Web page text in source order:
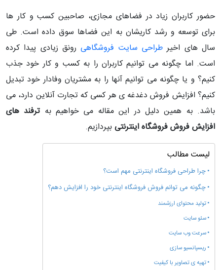
حضور کاربران زیاد در فضاهای مجازی، صاحبین کسب و کار ها
برای توسعه و رشد کاریشان به این فضاها سوق داده است. طی
سال های اخیر طراحی سایت فروشگاهی رونق زیادی پیدا کرده
است. اما چگونه می توانیم کاربران را به کسب و کار خود جذب
کنیم؟ و یا چگونه می توانیم آنها را به مشتریان وفادار خود تبدیل
کنیم؟ افزایش فروش دغدغه ی هر کسی که تجارت آنلاین دارد، می
باشد. به همین دلیل در این مقاله می خواهیم به ترفند های
افزایش فروش فروشگاه اینترنتی بپردازیم.
لیست مطالب
چرا طراحی فروشگاه اینترنتی مهم است؟
چگونه می توانم فروش فروشگاه اینترنتی خود را افزایش دهم؟
تولید محتوای ارزشمند
سئو سایت
سرعت وب سایت
ریسپانسیو سازی
تهیه ی تصاویر با کیفیت